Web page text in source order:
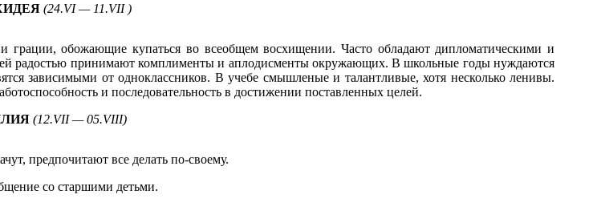
(24.VI — 11.VII )
обожающие купаться во всеобщем восхищении. Часто обладают дипломатическими и
радостью принимают комплименты и аплодисменты окружающих. В школьные годы нуждаются
зависимыми от одноклассников. В учебе смышленые и талантливые, хотя несколько ленивы.
и последовательность в достижении поставленных целей.
(12.VII — 05.VIII)
предпочитают все делать по-своему.
со старшими детьми.